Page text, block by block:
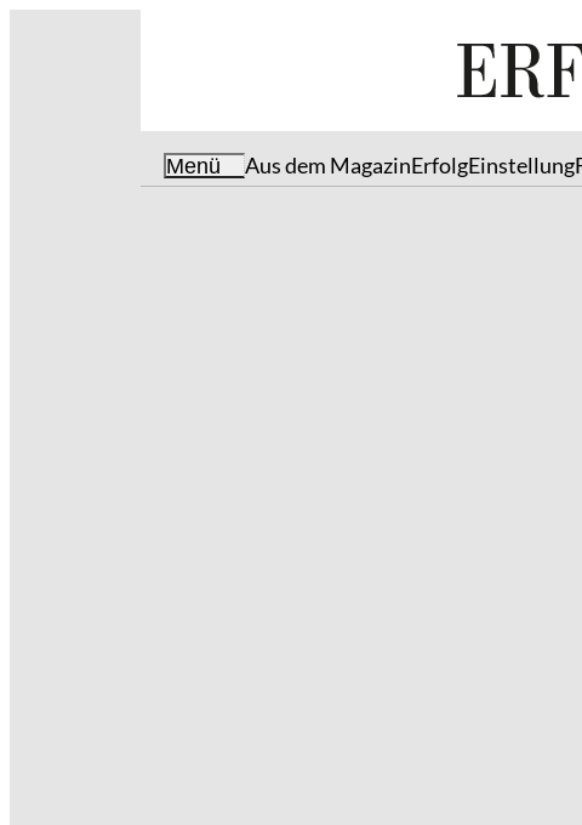
Menü Aus dem MagazinErfolgEinstellung